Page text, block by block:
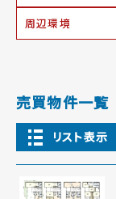
周辺環境
売買物件一覧
リスト表示